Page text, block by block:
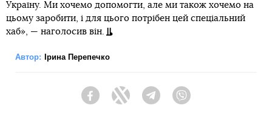
Україну. Ми хочемо допомогти, але ми також хочемо на
цьому заробити, і для цього потрібен цей спеціальний
хаб», — наголосив він.
Автор: Ірина Перепечко
FacebookTwitter Telegram